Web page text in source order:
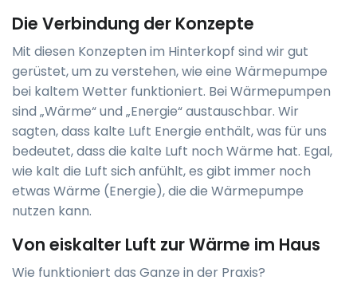
Die Verbindung der Konzepte
Mit diesen Konzepten im Hinterkopf sind wir gut
gerüstet, um zu verstehen, wie eine Wärmepumpe
bei kaltem Wetter funktioniert. Bei Wärmepumpen
sind „Wärme“ und „Energie“ austauschbar. Wir
sagten, dass kalte Luft Energie enthält, was für uns
bedeutet, dass die kalte Luft noch Wärme hat. Egal,
wie kalt die Luft sich anfühlt, es gibt immer noch
etwas Wärme (Energie), die die Wärmepumpe
nutzen kann.
Von eiskalter Luft zur Wärme im Haus
Wie funktioniert das Ganze in der Praxis?